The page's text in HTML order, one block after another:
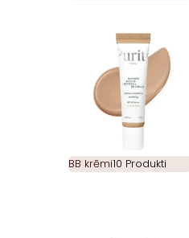
BB krēmi10 Produkti